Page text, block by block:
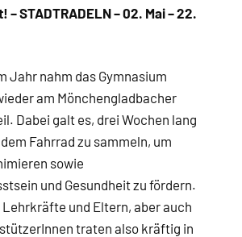
– STADTRADELN – 02. Mai – 22.
Jahr nahm das Gymnasium
am Mönchengladbacher
Dabei galt es, drei Wochen lang
Fahrrad zu sammeln, um
sowie
und Gesundheit zu fördern.
und Eltern, aber auch
traten also kräftig in